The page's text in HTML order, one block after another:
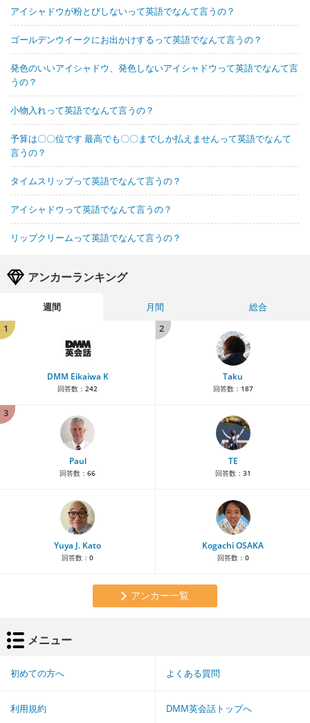
アイシャドウが粉とびしないって英語でなんて言うの？
ゴールデンウイークにお出かけするって英語でなんて言うの？
発色のいいアイシャドウ、発色しないアイシャドウって英語でなんて言
うの？
小物入れって英語でなんて言うの？
予算は〇〇位です 最高でも〇〇までしか払えませんって英語でなんて
言うの？
タイムスリップって英語でなんて言うの？
アイシャドウって英語でなんて言うの？
リップクリームって英語でなんて言うの？
アンカーランキング
週間 月間
総合
1
DMM Eikaiwa K
回答数： 242
2
Taku
回答数： 187
3
Paul
回答数： 66
TE
回答数： 31
Yuya J. Kato
回答数： 0
Kogachi OSAKA
回答数： 0
アンカー一覧
メニュー
初めての方へ よくある質問
利用規約 DMM英会話トップへ